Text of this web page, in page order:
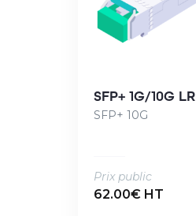
SFP+ 1G/10G
SFP+ 10G
Prix public
62.00€ HT